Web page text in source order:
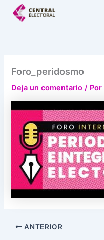
Foro_peridosmo
Deja un comentario / Por
ANTERIOR